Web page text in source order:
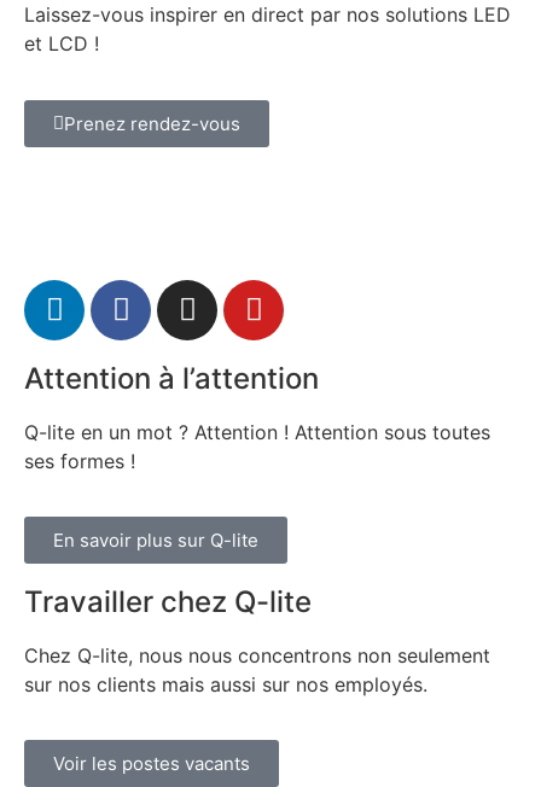
Laissez-vous inspirer en direct par nos solutions LED
et LCD !
Prenez rendez-vous
Attention à l’attention
Q-lite en un mot ? Attention ! Attention sous toutes
ses formes !
En savoir plus sur Q-lite
Travailler chez Q-lite
Chez Q-lite, nous nous concentrons non seulement
sur nos clients mais aussi sur nos employés.
Voir les postes vacants